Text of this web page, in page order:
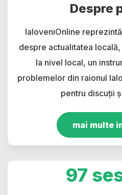
Despre
IaloveniOnline
despre actualitatea
la nivel local, un
problemelor din raionul
pentru discuții
mai multe
97